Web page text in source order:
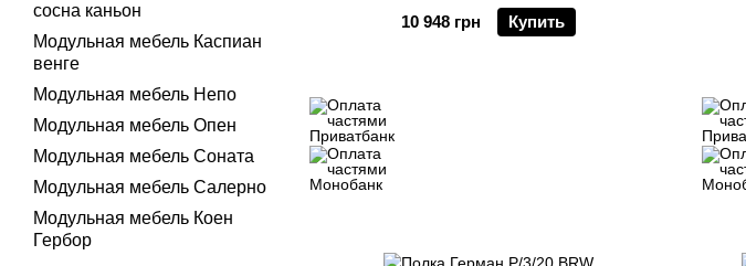
10 948 грн
Купить
сосна каньон
Модульная мебель Каспиан
венге
Модульная мебель Непо
Модульная мебель Опен
Модульная мебель Соната
Модульная мебель Салерно
Модульная мебель Коен
Гербор